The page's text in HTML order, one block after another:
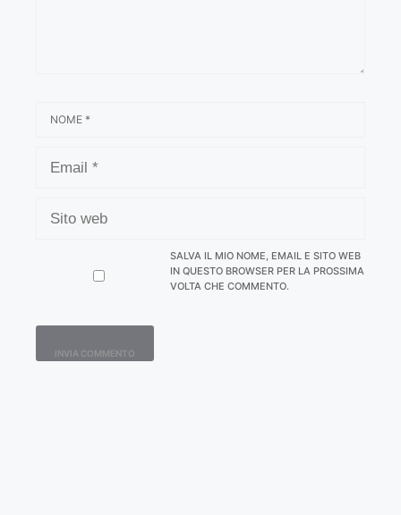
WEB
SALVA IL MIO NOME, EMAIL E SITO WEB
IN QUESTO BROWSER PER LA PROSSIMA
VOLTA CHE COMMENTO.